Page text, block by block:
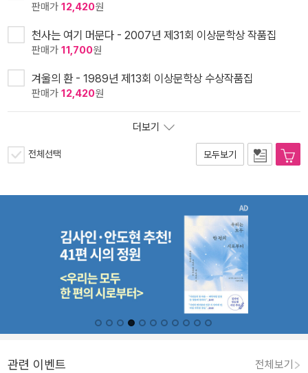
판매가 12,420원
천사는 여기 머문다 - 2007년 제31회 이상문학상 작품집
판매가 11,700원
겨울의 환 - 1989년 제13회 이상문학상 수상작품집
판매가 12,420원
더보기
전체선택 모두보기
관련 이벤트 전체보기